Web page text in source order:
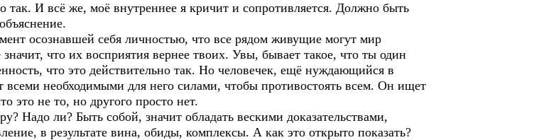
так. И всё же, моё внутреннее я кричит и сопротивляется. Должно быть
осознавшей себя личностью, что все рядом живущие могут мир
что их восприятия вернее твоих. Увы, бывает такое, что ты один
что это действительно так. Но человечек, ещё нуждающийся в
необходимыми для него силами, чтобы противостоять всем. Он ищет
это не то, но другого просто нет.
Надо ли? Быть собой, значит обладать вескими доказательствами,
в результате вина, обиды, комплексы. А как это открыто показать?